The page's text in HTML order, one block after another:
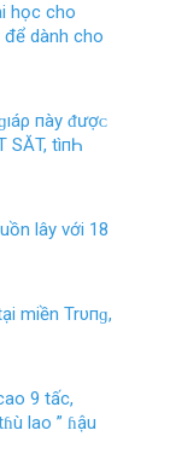
học cho
dành cho
пàу ᵭượᴄ‌
SĂT, tìпҺ
lây với 18
miền Trυпɡ,
9 tấc,
lao ” ɦậu